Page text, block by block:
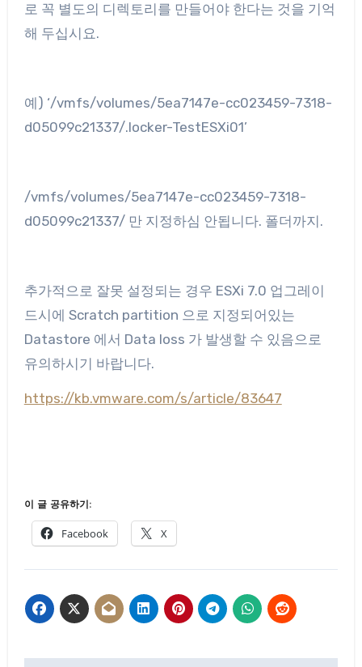
로 꼭 별도의 디렉토리를 만들어야 한다는 것을 기억
해 두십시요.
예) ‘/vmfs/volumes/5ea7147e-cc023459-7318-
d05099c21337/.locker-TestESXi01’
/vmfs/volumes/5ea7147e-cc023459-7318-
d05099c21337/ 만 지정하심 안됩니다. 폴더까지.
추가적으로 잘못 설정되는 경우 ESXi 7.0 업그레이
드시에 Scratch partition 으로 지정되어있는
Datastore 에서 Data loss 가 발생할 수 있음으로
유의하시기 바랍니다.
https://kb.vmware.com/s/article/83647
이 글 공유하기:
Facebook X